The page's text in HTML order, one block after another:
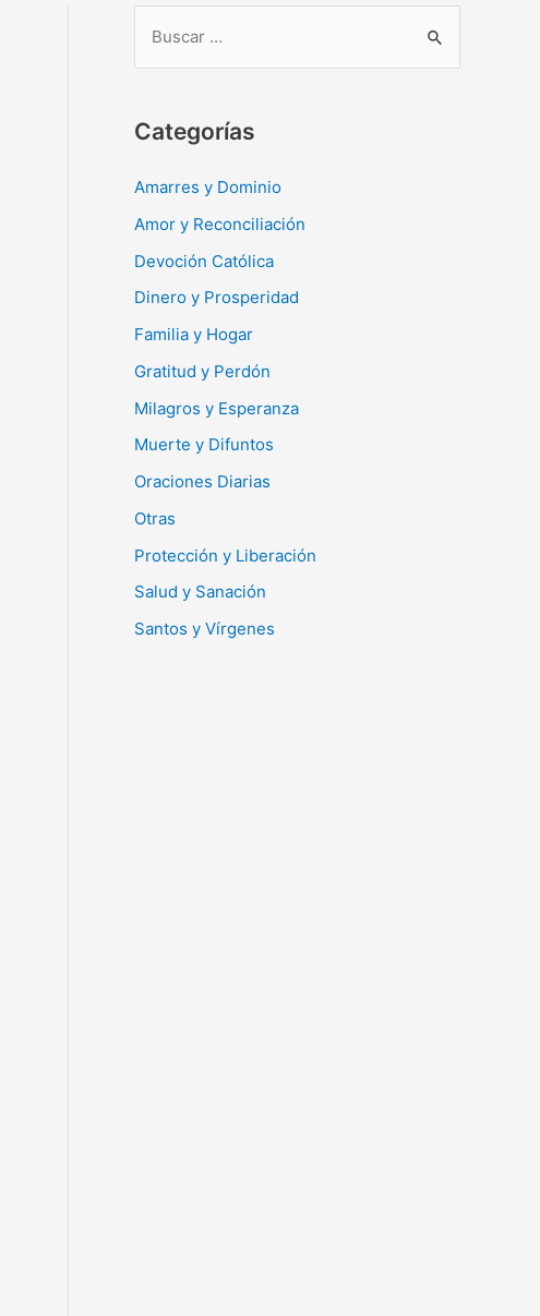
c
r
Categorías
Amarres y Dominio
Amor y Reconciliación
Devoción Católica
Dinero y Prosperidad
Familia y Hogar
Gratitud y Perdón
Milagros y Esperanza
Muerte y Difuntos
Oraciones Diarias
Otras
Protección y Liberación
Salud y Sanación
Santos y Vírgenes